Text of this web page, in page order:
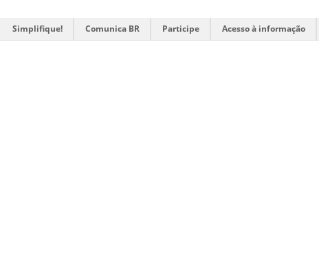
Simplifique! Comunica BR Participe Acesso à informação